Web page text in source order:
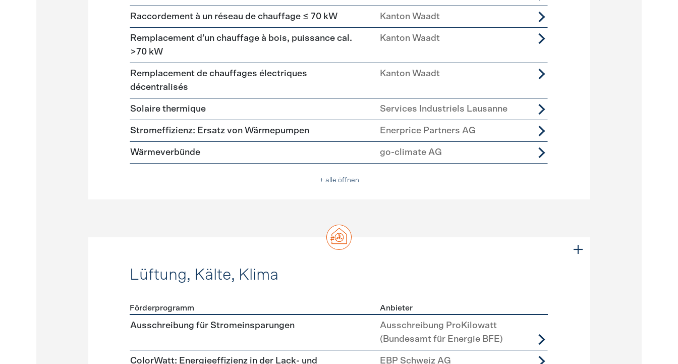
Raccordement à un réseau de chauffage ≤ 70 kW Kanton Waadt
Remplacement d’un chauffage à bois, puissance cal.
>70 kW
Kanton Waadt
Remplacement de chauffages électriques
décentralisés
Kanton Waadt
Solaire thermique Services Industriels Lausanne
Stromeffizienz: Ersatz von Wärmepumpen Enerprice Partners AG
Wärmeverbünde go-climate AG
+ alle öffnen
Lüftung, Kälte, Klima
Förderprogramme Lüftung, Kälte, Klima
Förderprogramm Anbieter
Ausschreibung für Stromeinsparungen
Ausschreibung ProKilowatt
(Bundesamt für Energie BFE)
ColorWatt: Energieeffizienz in der Lack- und EBP Schweiz AG